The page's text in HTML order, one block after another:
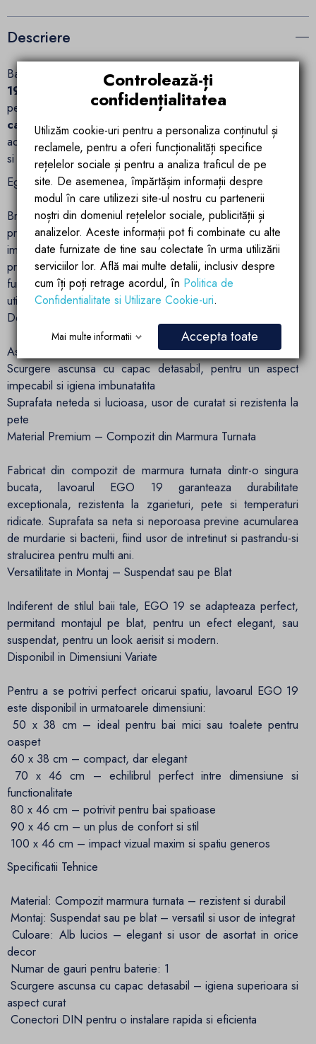
Descriere
Baia este un spatiu esential in casa ta, iar
19, Alb Lucios
, de laEgo Interiors , aduce un echilibru
perfect intre
design modern, functionalitate si
calitate exceptionala
. Cu un aspect minimalist si elegant,
acest lavoar transforma orice baie intr-un sanctuar al stilului
si confortului.
Ego Interiors – Design Inovator si Calitate Premium
Brandul Ego Interiors este recunoscut pentru produse
premium, realizate din materiale durabile, cu finisaje
impecabile si linii contemporane. Fiecare lavoar este
proiectat pentru a imbina perfect estetica sofisticata cu
functionalitatea avansata, oferindu-ti o experienta unica in
utilizarea zilnica.
Design Modern cu Functionalitate Avansata
Aspect purist si minimalist, ideal pentru bai moderne
Scurgere ascunsa cu capac detasabil, pentru un aspect
impecabil si igiena imbunatatita
Suprafata neteda si lucioasa, usor de curatat si rezistenta la
pete
Material Premium – Compozit din Marmura Turnata
Fabricat din compozit de marmura turnata dintr-o singura
bucata, lavoarul EGO 19 garanteaza durabilitate
exceptionala, rezistenta la zgarieturi, pete si temperaturi
ridicate. Suprafata sa neta si neporoasa previne acumularea
de murdarie si bacterii, fiind usor de intretinut si pastrandu-si
stralucirea pentru multi ani.
Versatilitate in Montaj – Suspendat sau pe Blat
Indiferent de stilul baii tale, EGO 19 se adapteaza perfect,
permitand montajul pe blat, pentru un efect elegant, sau
suspendat, pentru un look aerisit si modern.
Disponibil in Dimensiuni Variate
Pentru a se potrivi perfect oricarui spatiu, lavoarul EGO 19
este disponibil in urmatoarele dimensiuni:
50 x 38 cm – ideal pentru bai mici sau toalete pentru
oaspet
60 x 38 cm – compact, dar elegant
70 x 46 cm – echilibrul perfect intre dimensiune si
functionalitate
80 x 46 cm – potrivit pentru bai spatioase
90 x 46 cm – un plus de confort si stil
100 x 46 cm – impact vizual maxim si spatiu generos
Specificatii Tehnice
Material: Compozit marmura turnata – rezistent si durabil
Montaj: Suspendat sau pe blat – versatil si usor de integrat
Culoare: Alb lucios – elegant si usor de asortat in orice
decor
Numar de gauri pentru baterie: 1
Scurgere ascunsa cu capac detasabil – igiena superioara si
aspect curat
Conectori DIN pentru o instalare rapida si eficienta
Controlează-ți
confidențialitatea
Utilizăm cookie-uri pentru a personaliza conținutul și
reclamele, pentru a oferi funcționalități specifice
rețelelor sociale și pentru a analiza traficul de pe
site. De asemenea, împărtășim informații despre
modul în care utilizezi site-ul nostru cu partenerii
noștri din domeniul rețelelor sociale, publicității și
analizelor. Aceste informații pot fi combinate cu alte
date furnizate de tine sau colectate în urma utilizării
serviciilor lor. Află mai multe detalii, inclusiv despre
cum îți poți retrage acordul, în Politica de
Confidentialitate si Utilizare Cookie-uri.
Mai multe informatii Accepta toate